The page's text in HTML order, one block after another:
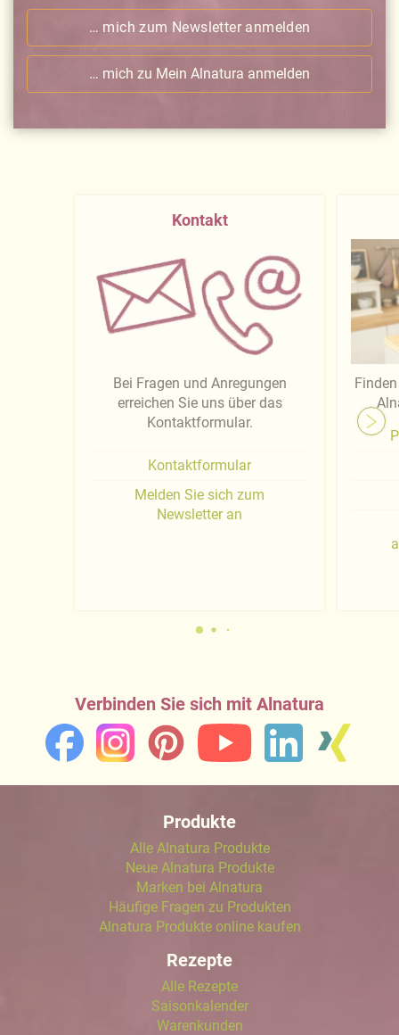
… mich zum Newsletter anmelden
… mich zu Mein Alnatura anmelden
Kontakt
Bei Fragen und Anregungen
erreichen Sie uns über das
Kontaktformular.
Kontaktformular
Melden Sie sich zum
Newsletter an
Verbinden Sie sich mit Alnatura
Produkte
Alle Alnatura Produkte
Neue Alnatura Produkte
Marken bei Alnatura
Häufige Fragen zu Produkten
Alnatura Produkte online kaufen
Rezepte
Alle Rezepte
Saisonkalender
Warenkunden